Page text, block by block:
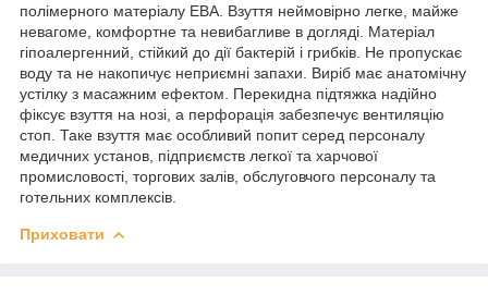
полімерного матеріалу ЕВА. Взуття неймовірно легке, майже
невагоме, комфортне та невибагливе в догляді. Матеріал
гіпоалергенний, стійкий до дії бактерій і грибків. Не пропускає
воду та не накопичує неприємні запахи. Виріб має анатомічну
устілку з масажним ефектом. Перекидна підтяжка надійно
фіксує взуття на нозі, а перфорація забезпечує вентиляцію
стоп. Таке взуття має особливий попит серед персоналу
медичних установ, підприємств легкої та харчової
промисловості, торгових залів, обслуговчого персоналу та
готельних комплексів.
Приховати